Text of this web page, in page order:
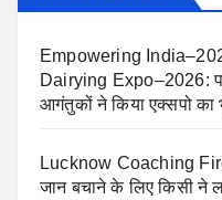
Empowering
Dairying Expo–2026:
आगंतुकों ने किया एक्सपो का
Lucknow Coaching
जान बचाने के लिए किसी ने